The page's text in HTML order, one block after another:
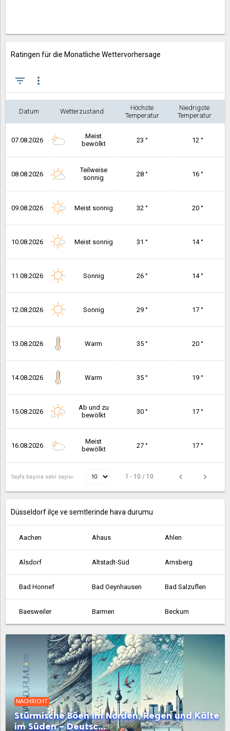
Ratingen für die Monatliche Wettervorhersage
filter_list more_vert
Datum Wetterzustand
Höchste
Temperatur
Niedrigste
Temperatur
07.08.2026
Meist
bewölkt
23 ° 12 °
08.08.2026
Teilweise
sonnig
28 ° 16 °
09.08.2026 Meist sonnig 32 ° 20 °
10.08.2026 Meist sonnig 31 ° 14 °
11.08.2026 Sonnig 26 ° 14 °
12.08.2026 Sonnig 29 ° 17 °
13.08.2026 Warm 35 ° 20 °
14.08.2026 Warm 35 ° 19 °
15.08.2026
Ab und zu
bewölkt
30 ° 17 °
16.08.2026
Meist
bewölkt
27 ° 17 °
Sayfa başına satır sayısı: 1 - 10 / 10
Düsseldorf ilçe ve semtlerinde hava durumu
Aachen Ahaus Ahlen
Alsdorf Altstadt-Süd Arnsberg
Bad Honnef Bad Oeynhausen Bad Salzuflen
Baesweiler Barmen Beckum
Bergheim Bergisch Gladbach Bergkamen
Bielefeld Bocholt Bochum
Bonn Borken Bornheim
Bottrop Brilon Brühl
NACHRICHT
Stürmische Böen im Norden, Regen und Kälte
im Süden – Deutsc...